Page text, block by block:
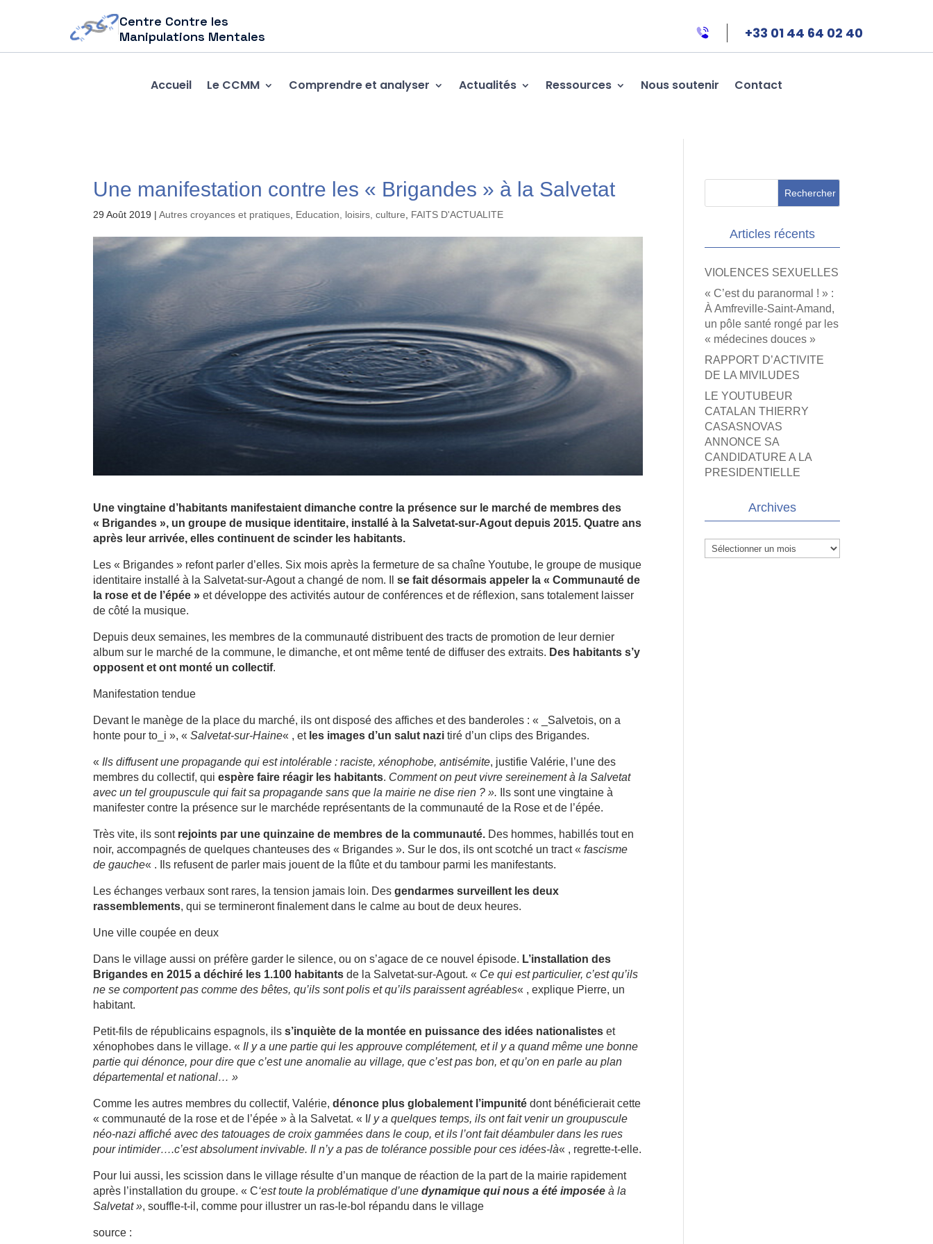
Centre Contre les
Manipulations Mentales
+33 01 44 64 02 40
Accueil Le CCMM Comprendre et analyser Actualités Ressources Nous soutenir Contact
Une manifestation contre les « Brigandes » à la Salvetat
29 Août 2019 |Autres croyances et pratiques Education, loisirs, culture FAITS D'ACTUALITE
Une vingtaine d’habitants manifestaient dimanche contre la présence sur le marché de membres des
« Brigandes », un groupe de musique identitaire, installé à la Salvetat-sur-Agout depuis 2015. Quatre ans
après leur arrivée, elles continuent de scinder les habitants.
Les « Brigandes » refont parler d’elles. Six mois après la fermeture de sa chaîne Youtube, le groupe de musique
identitaire installé à la Salvetat-sur-Agout a changé de nom. Ilse fait désormais appeler la « Communauté de
la rose et de l’épée » et développe des activités autour de conférences et de réflexion, sans totalement laisser
de côté la musique.
Depuis deux semaines, les membres de la communauté distribuent des tracts de promotion de leur dernier
album sur le marché de la commune, le dimanche, et ont même tenté de diffuser des extraits. Des habitants s’y
opposent et ont monté un collectif.
Manifestation tendue
Devant le manège de la place du marché, ils ont disposé des affiches et des banderoles : « _Salvetois, on a
honte pour to_i », «Salvetat-sur-Haine« , et les images d’un salut nazi tiré d’un clips des Brigandes.
« Ils diffusent une propagande qui est intolérable : raciste, xénophobe, antisémite, justifie Valérie, l’une des
membres du collectif, quiespère faire réagir les habitants. Comment on peut vivre sereinement à la Salvetat
avec un tel groupuscule qui fait sa propagande sans que la mairie ne dise rien ? ». Ils sont une vingtaine à
manifester contre la présence sur le marchéde représentants de la communauté de la Rose et de l’épée.
Très vite, ils sont rejoints par une quinzaine de membres de la communauté. Des hommes, habillés tout en
noir, accompagnés de quelques chanteuses des « Brigandes ». Sur le dos, ils ont scotché un tract «fascisme
de gauche« . Ils refusent de parler mais jouent de la flûte et du tambour parmi les manifestants.
Les échanges verbaux sont rares, la tension jamais loin. Desgendarmes surveillent les deux
rassemblements, qui se termineront finalement dans le calme au bout de deux heures.
Une ville coupée en deux
Dans le village aussi on préfère garder le silence, ou on s’agace de ce nouvel épisode. L’installation des
Brigandes en 2015 a déchiré les 1.100 habitants de la Salvetat-sur-Agout. « Ce qui est particulier, c’est qu’ils
ne se comportent pas comme des bêtes, qu’ils sont polis et qu’ils paraissent agréables« , explique Pierre, un
habitant.
Petit-fils de républicains espagnols, ilss’inquiète de la montée en puissance des idées nationalistes et
xénophobes dans le village. « Il y a une partie qui les approuve complétement, et il y a quand même une bonne
partie qui dénonce, pour dire que c’est une anomalie au village, que c’est pas bon, et qu’on en parle au plan
départemental et national… »
Comme les autres membres du collectif, Valérie,dénonce plus globalement l’impunité dont bénéficierait cette
« communauté de la rose et de l’épée » à la Salvetat. « Il y a quelques temps, ils ont fait venir un groupuscule
néo-nazi affiché avec des tatouages de croix gammées dans le coup, et ils l’ont fait déambuler dans les rues
pour intimider….c’est absolument invivable. Il n’y a pas de tolérance possible pour ces idées-là« , regrette-t-elle.
Pour lui aussi, les scission dans le village résulte d’un manque de réaction de la part de la mairie rapidement
après l’installation du groupe. « C‘est toute la problématique d’unedynamique qui nous a été imposée à la
Salvetat », souffle-t-il, comme pour illustrer un ras-le-bol répandu dans le village
source :
Articles récents
VIOLENCES SEXUELLES
« C’est du paranormal ! » :
À Amfreville-Saint-Amand,
un pôle santé rongé par les
« médecines douces »
RAPPORT D’ACTIVITE
DE LA MIVILUDES
LE YOUTUBEUR
CATALAN THIERRY
CASASNOVAS
ANNONCE SA
CANDIDATURE A LA
PRESIDENTIELLE
Archives
Archives